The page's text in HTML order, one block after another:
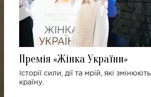
Премія «Жінка України»
Історії сили, дії та мрій, які змінюють
країну.